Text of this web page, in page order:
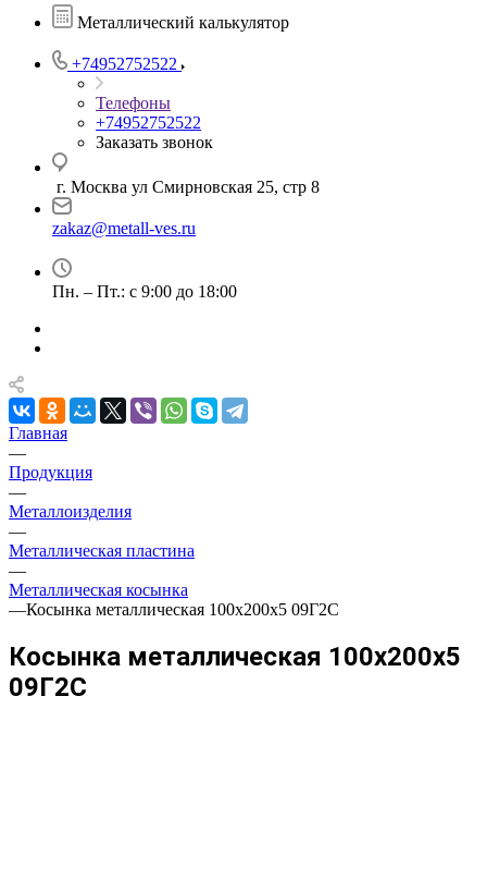
Металлический калькулятор
+74952752522
Телефоны
+74952752522
Заказать звонок
г. Москва ул Смирновская 25, стр 8
zakaz@metall-ves.ru
Пн. – Пт.: с 9:00 до 18:00
Главная
—
Продукция
—
Металлоизделия
—
Металлическая пластина
—
Металлическая косынка
—Косынка металлическая 100х200х5 09Г2С
Косынка металлическая 100х200х5
09Г2С